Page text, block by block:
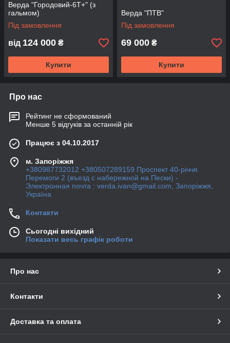
Верда "Городовий-6Т+" (з
гальмом)
Під замовлення
від 124 000 ₴
Купити
Верда "ПТВ"
Під замовлення
69 000 ₴
Купити
Про нас
Рейтинг не сформований
Менше 5 відгуків за останній рік
Працює з 04.10.2017
м. Запоріжжя
+380987732012 +380507289159 Проспект 40-рiччя
Перемоги 2 (въезд с набережной на Пески) -
Электронная почта : verda.ivan@gmail.com, Запоріжжя,
Україна
Контакти
Сьогодні вихідний
Показати весь графік роботи
Про нас
Контакти
Доставка та оплата